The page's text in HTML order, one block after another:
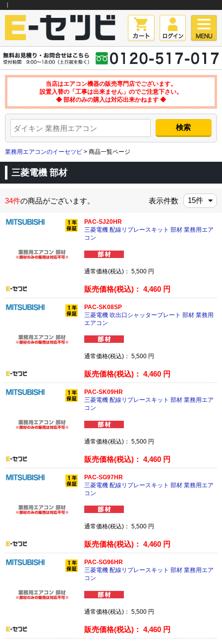
当店はエアコン機器の販売専門店でございます。
設置入替の「工事は出来ません」のでご注意下さい。
◆ 部材のみの購入は対応出来かねます ◆
業務用エアコンのイーセツビ > 商品一覧ページ
三菱電機 部材
34件の商品がございます。 表示件数
PAC-SJ20HR
三菱電機 配線リプレースキット 部材 業務用エア
コン
通常価格(税込)：5,500 円
販売価格(税込)：4,460 円
PAC-SK08SP
三菱電機 吹出口シャッタープレート 部材 業務用
エアコン
通常価格(税込)：5,500 円
販売価格(税込)：4,460 円
PAC-SK09HR
三菱電機 配線リプレースキット 部材 業務用エア
コン
通常価格(税込)：5,500 円
販売価格(税込)：4,460 円
PAC-SG97HR
三菱電機 配線リプレースキット 部材 業務用エア
コン
通常価格(税込)：5,500 円
販売価格(税込)：4,460 円
PAC-SG96HR
三菱電機 配線リプレースキット 部材 業務用エア
コン
通常価格(税込)：5,500 円
販売価格(税込)：4,460 円